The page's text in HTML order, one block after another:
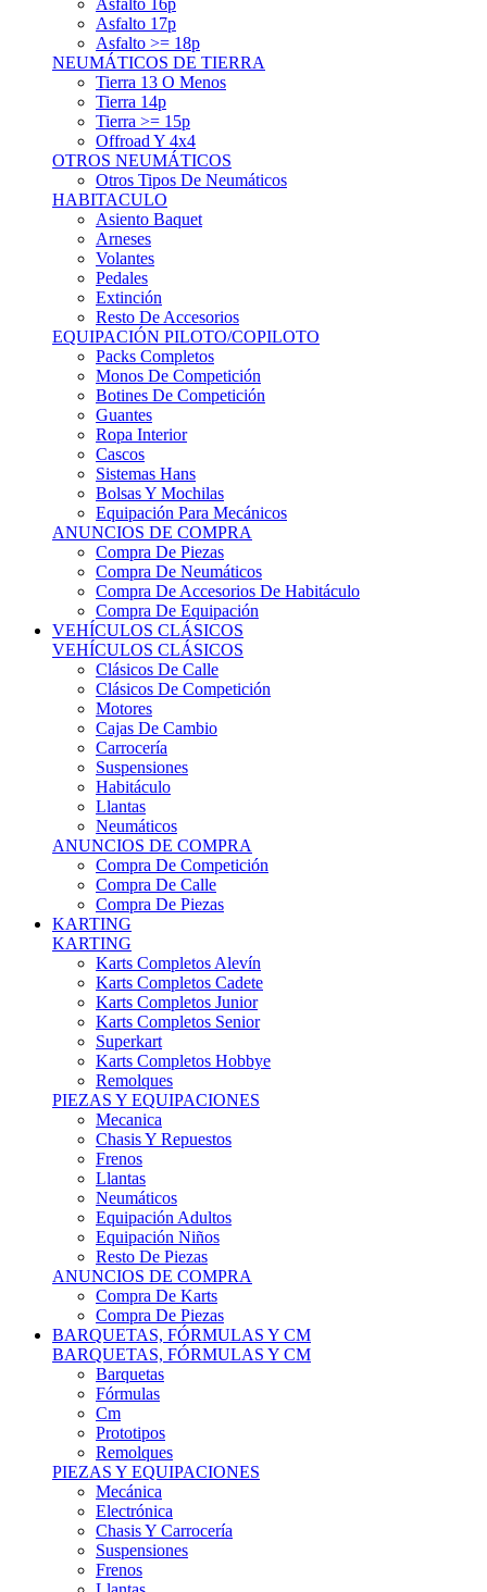
Asfalto 16p
Asfalto 17p
Asfalto >= 18p
NEUMÁTICOS DE TIERRA
Tierra 13 O Menos
Tierra 14p
Tierra >= 15p
Offroad Y 4x4
OTROS NEUMÁTICOS
Otros Tipos De Neumáticos
HABITACULO
Asiento Baquet
Arneses
Volantes
Pedales
Extinción
Resto De Accesorios
EQUIPACIÓN PILOTO/COPILOTO
Packs Completos
Monos De Competición
Botines De Competición
Guantes
Ropa Interior
Cascos
Sistemas Hans
Bolsas Y Mochilas
Equipación Para Mecánicos
ANUNCIOS DE COMPRA
Compra De Piezas
Compra De Neumáticos
Compra De Accesorios De Habitáculo
Compra De Equipación
VEHÍCULOS CLÁSICOS
VEHÍCULOS CLÁSICOS
Clásicos De Calle
Clásicos De Competición
Motores
Cajas De Cambio
Carrocería
Suspensiones
Habitáculo
Llantas
Neumáticos
ANUNCIOS DE COMPRA
Compra De Competición
Compra De Calle
Compra De Piezas
KARTING
KARTING
Karts Completos Alevín
Karts Completos Cadete
Karts Completos Junior
Karts Completos Senior
Superkart
Karts Completos Hobbye
Remolques
PIEZAS Y EQUIPACIONES
Mecanica
Chasis Y Repuestos
Frenos
Llantas
Neumáticos
Equipación Adultos
Equipación Niños
Resto De Piezas
ANUNCIOS DE COMPRA
Compra De Karts
Compra De Piezas
BARQUETAS, FÓRMULAS Y CM
BARQUETAS, FÓRMULAS Y CM
Barquetas
Fórmulas
Cm
Prototipos
Remolques
PIEZAS Y EQUIPACIONES
Mecánica
Electrónica
Chasis Y Carrocería
Suspensiones
Frenos